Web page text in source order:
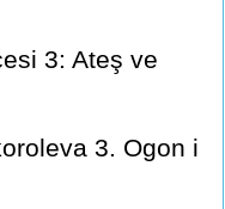
3: Ateş ve
3. Ogon i